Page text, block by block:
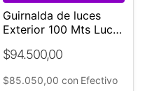
Guirnalda de luces
Exterior 100 Mts Luces
$94.500,00
$85.050,00 con Efectivo